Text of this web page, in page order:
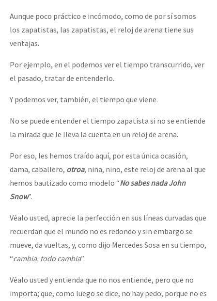
Aunque poco práctico e incómodo, como de por sí somos
los zapatistas, las zapatistas, el reloj de arena tiene sus
ventajas.
Por ejemplo, en el podemos ver el tiempo transcurrido, ver
el pasado, tratar de entenderlo.
Y podemos ver, también, el tiempo que viene.
No se puede entender el tiempo zapatista si no se entiende
la mirada que le lleva la cuenta en un reloj de arena.
Por eso, les hemos traído aquí, por esta única ocasión,
dama, caballero, otroa, niña, niño, este reloj de arena al que
hemos bautizado como modelo “No sabes nada John
Snow”.
Véalo usted, aprecie la perfección en sus líneas curvadas que
recuerdan que el mundo no es redondo y sin embargo se
mueve, da vueltas, y, como dijo Mercedes Sosa en su tiempo,
“cambia, todo cambia”.
Véalo usted y entienda que no nos entiende, pero que no
importa; que, como luego se dice, no hay pedo, porque no es